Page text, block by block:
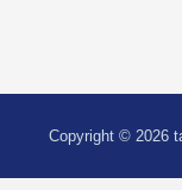
Copyright © 2026